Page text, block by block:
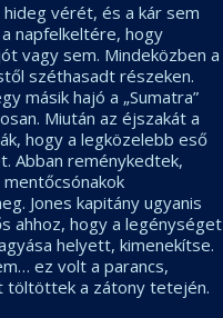
vérét, és a kár sem
napfelkeltére, hogy
vagy sem. Mindeközben a
széthasadt részeken.
másik hajó a „Sumatra”
Miután az éjszakát a
hogy a legközelebb eső
Abban reménykedtek,
Jones kapitány ugyanis
ahhoz, hogy a legénységet
helyett, kimenekítse.
ez volt a parancs,
töltöttek a zátony tetején.